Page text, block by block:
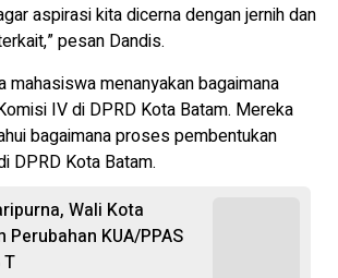
aspirasi kita dicerna dengan jernih dan
pesan Dandis.
mahasiswa menanyakan bagaimana
IV di DPRD Kota Batam. Mereka
bagaimana proses pembentukan
DPRD Kota Batam.
Wali Kota
Perubahan KUA/PPAS
T